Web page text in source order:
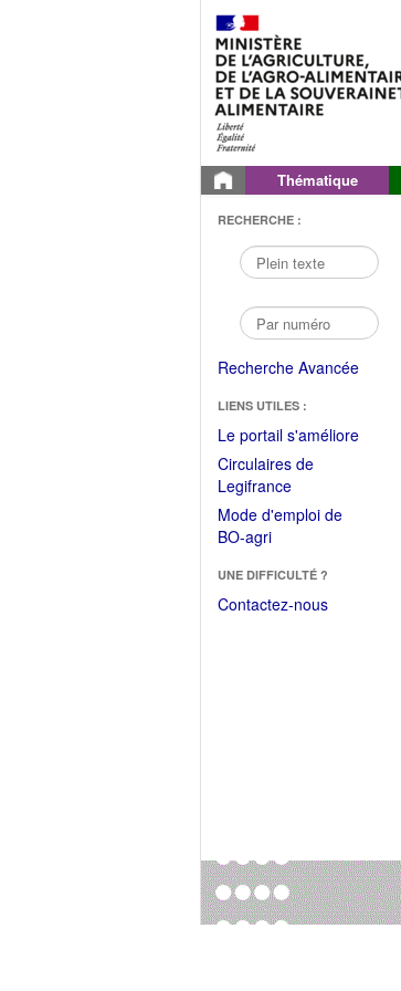
Thématique
RECHERCHE :
Recherche Avancée
LIENS UTILES :
Le portail s'améliore(Fichier
Circulaires de
Legifrance(Ouvrir
dans
une
fenêtre)
Mode d'emploi de
BO-agri(Ouvrir
une
nouvelle
UNE DIFFICULTÉ ?
Contactez-nous